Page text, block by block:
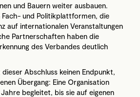
und Bauern weiter ausbauen.
Fach- und Politikplattformen, die
auf internationalen Veranstaltungen
Partnerschaften haben die
des Verbandes deutlich
Abschluss keinen Endpunkt,
Übergang: Eine Organisation
begleitet, bis sie auf eigenen